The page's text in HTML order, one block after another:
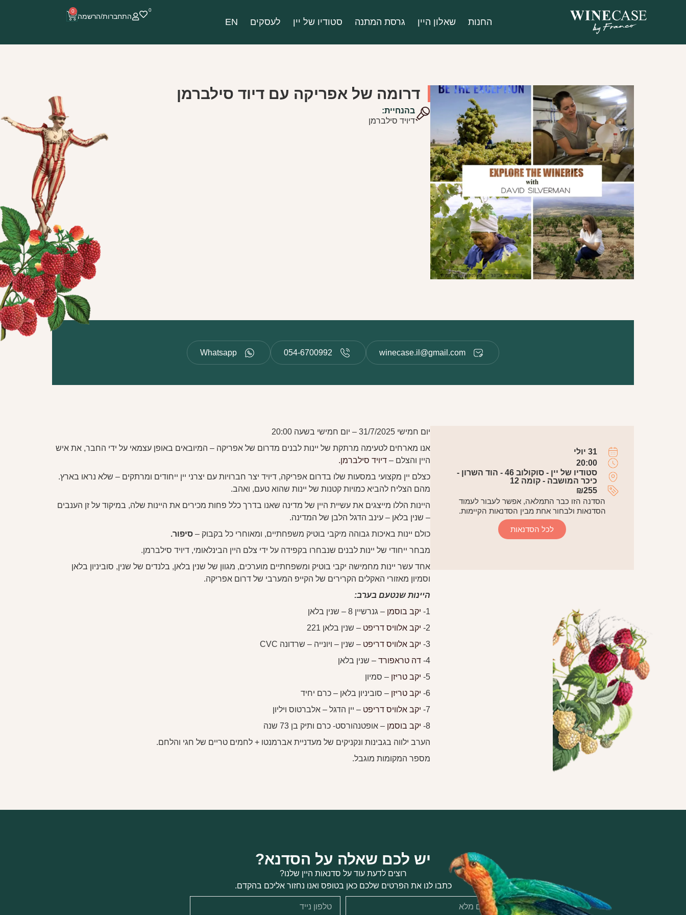
החנות שאלון היין גרסת המתנה סטודיו של יין לעסקים EN
0
התחברות/הרשמה
0
דרומה של אפריקה עם דיוד סילברמן
בהנחיית:
דיויד סילברמן
winecase.il@gmail.com
054-6700992
Whatsapp
31 יולי
20:00
סטודיו של יין - סוקולוב 46 - הוד השרון -
כיכר המושבה - קומה 12
₪255
הסדנה הזו כבר התמלאה, אפשר לעבור לעמוד
הסדנאות ולבחור אחת מבין הסדנאות הקיימות.
לכל הסדנאות
יום חמישי 31/7/2025 – יום חמישי בשעה 20:00
אנו מארחים לטעימה מרתקת של יינות לבנים מדרום של אפריקה – המיובאים באופן עצמאי על ידי החבר, את איש
היין והצלם – דיויד סילברמן.
כצלם יין מקצועי במסעות שלו בדרום אפריקה, דיויד יצר חברויות עם יצרני יין ייחודים ומרתקים – שלא נראו בארץ.
מהם הצליח להביא כמויות קטנות של יינות שהוא טעם, ואהב.
היינות הללו מייצגים את עשיית היין של מדינה שאנו בדרך כלל פחות מכירים את היינות שלה, במיקוד על זן הענבים
– שנין בלאן – עינב הדגל הלבן של המדינה.
כולם יינות באיכות גבוהה מיקבי בוטיק משפחתיים, ומאוחרי כל בקבוק – סיפור.
מבחר ייחודי של יינות לבנים שנבחרו בקפידה על ידי צלם היין הבינלאומי, דיויד סילברמן.
אחד עשר יינות מחמישה יקבי בוטיק ומשפחתיים מוערכים, מגוון של שנין בלאן, בלנדים של שנין, סוביניון בלאן
וסמיון מאזורי האקלים הקרירים של הקייפ המערבי של דרום אפריקה.
היינות שנטעם בערב:
1-
יקב בוסמן – גנרשיין 8 – שנין בלאן
2-
יקב אלוויס דריפט – שנין בלאן 221
3- יקב אלוויס דריפט – שנין – ויונייה – שרדונה CVC
4- דה טראפורד – שנין בלאן
5- יקב טריזן – סמיון
6- יקב טריזן – סוביניון בלאן – כרם יחיד
7- יקב אלוויס דריפט – יין הדגל – אלברטוס ויליון
8- יקב בוסמן – אופטנהורסט- כרם ותיק בן 73 שנה
הערב ילווה בגבינות ונקניקים של מעדניית אברמנטו + לחמים טריים של חגי והלחם.
מספר המקומות מוגבל.
יש לכם שאלה על הסדנא?
רוצים לדעת עוד על סדנאות היין שלנו?
כתבו לנו את הפרטים שלכם כאן בטופס ואנו נחזור אליכם בהקדם.